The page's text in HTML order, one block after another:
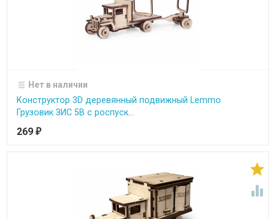
Нет в наличии
Конструктор 3D деревянный подвижный Lemmo
Грузовик ЗИС 5В с роспуск...
269 ₽

